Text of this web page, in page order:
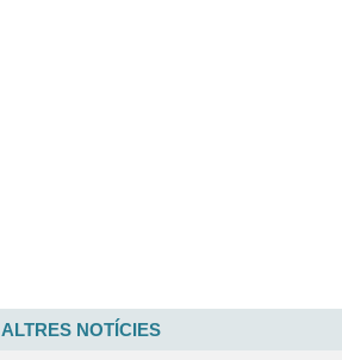
ALTRES NOTÍCIES